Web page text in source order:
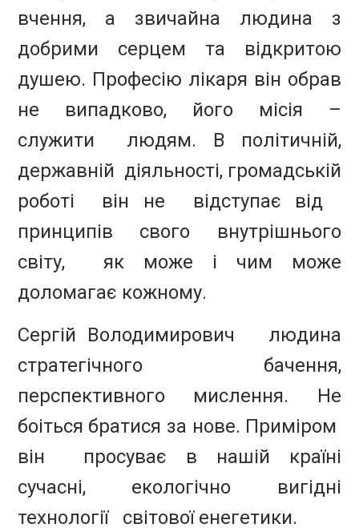
вчення, а звичайна людина з
добрими серцем та відкритою
душею. Професію лікаря він обрав
не випадково, його місія –
служити людям. В політичній,
державній діяльності, громадській
роботі він не відступає від
принципів свого внутрішнього
світу, як може і чим може
доломагає кожному.
Сергій Володимирович людина
стратегічного бачення,
перспективного мислення. Не
боіться братися за нове. Приміром
він просуває в нашій країні
сучасні, екологічно вигідні
технології світової енегетики.